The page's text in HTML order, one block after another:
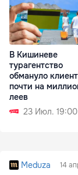
В Кишиневе
турагентство
обмануло
почти на
леев
23 Июл. 19:00
Meduza 14